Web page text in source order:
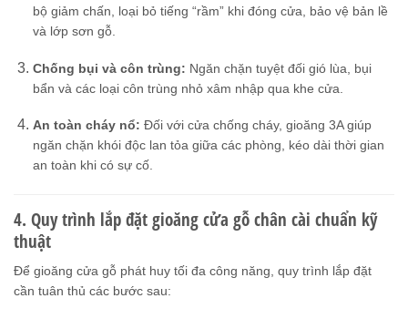
bộ giảm chấn, loại bỏ tiếng “rầm” khi đóng cửa, bảo vệ bản lề
và lớp sơn gỗ.
Chống bụi và côn trùng: Ngăn chặn tuyệt đối gió lùa, bụi
bẩn và các loại côn trùng nhỏ xâm nhập qua khe cửa.
An toàn cháy nổ: Đối với cửa chống cháy, gioăng 3A giúp
ngăn chặn khói độc lan tỏa giữa các phòng, kéo dài thời gian
an toàn khi có sự cố.
4. Quy trình lắp đặt gioăng cửa gỗ chân cài chuẩn kỹ
thuật
Để gioăng cửa gỗ phát huy tối đa công năng, quy trình lắp đặt
cần tuân thủ các bước sau: